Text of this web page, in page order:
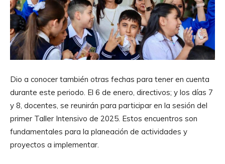
Dio a conocer también otras fechas para tener en cuenta
durante este periodo. El 6 de enero, directivos; y los días 7
y 8, docentes, se reunirán para participar en la sesión del
primer Taller Intensivo de 2025. Estos encuentros son
fundamentales para la planeación de actividades y
proyectos a implementar.